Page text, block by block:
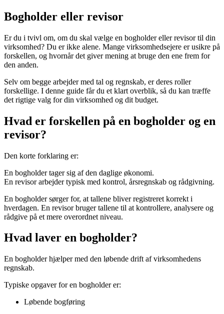
Bogholder eller revisor
Er du i tvivl om, om du skal vælge en bogholder eller revisor til din
virksomhed? Du er ikke alene. Mange virksomhedsejere er usikre på
forskellen, og hvornår det giver mening at bruge den ene frem for
den anden.
Selv om begge arbejder med tal og regnskab, er deres roller
forskellige. I denne guide får du et klart overblik, så du kan træffe
det rigtige valg for din virksomhed og dit budget.
Hvad er forskellen på en bogholder og en
revisor?
Den korte forklaring er:
En bogholder tager sig af den daglige økonomi.
En revisor arbejder typisk med kontrol, årsregnskab og rådgivning.
En bogholder sørger for, at tallene bliver registreret korrekt i
hverdagen. En revisor bruger tallene til at kontrollere, analysere og
rådgive på et mere overordnet niveau.
Hvad laver en bogholder?
En bogholder hjælper med den løbende drift af virksomhedens
regnskab.
Typiske opgaver for en bogholder er:
Løbende bogføring